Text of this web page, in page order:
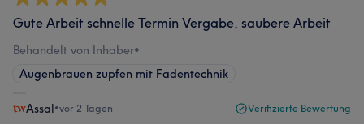
Gute Arbeit schnelle Termin Vergabe, saubere Arbeit
Behandelt von Inhaber•
Augenbrauen zupfen mit Fadentechnik
Assal•vor 2 Tagen Verifizierte Bewertung